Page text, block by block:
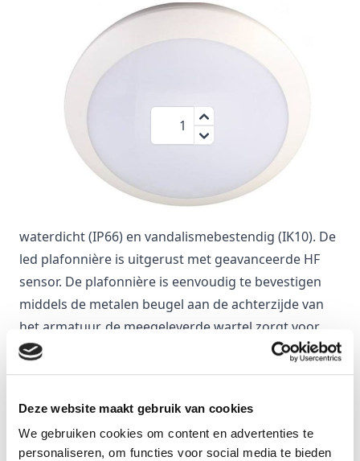
Deze website maakt gebruik van cookies
We gebruiken cookies om content en advertenties te
personaliseren, om functies voor social media te bieden
16 W IP65
Inclusief BTW:
Aantal
Veelzijdige led plafonnière 14W met opalen
afscherming. De robuuste behuizing is gemaakt van
waterdicht (IP66) en vandalismebestendig (IK10). De
led plafonnière is uitgerust met geavanceerde HF
sensor. De plafonnière is eenvoudig te bevestigen
middels de metalen beugel aan de achterzijde van
het armatuur, de meegeleverde wartel zorgt voor
een waterdichte kabelinvoer. Het armatuur heeft 3
lichtkleuren welke middels een switch op de led
Specificaties
Reference51061